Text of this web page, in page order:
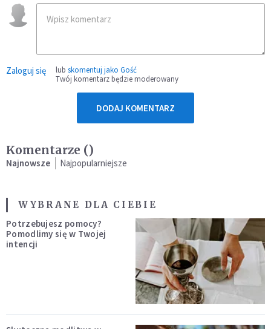
Zaloguj się lub skomentuj jako Gość
Twój komentarz będzie moderowany
DODAJ KOMENTARZ
Komentarze ()
Najnowsze Najpopularniejsze
WYBRANE DLA CIEBIE
Potrzebujesz pomocy?
Pomodlimy się w Twojej
intencji